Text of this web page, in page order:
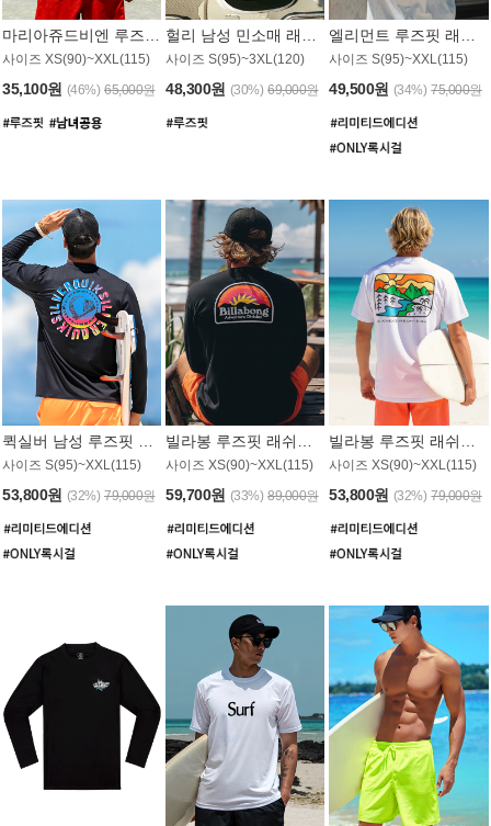
사이즈 XS(90)~XXL(115)
35,100원 (46%) 65,000원
사이즈 S(95)~3XL(120)
48,300원 (30%) 69,000원
사이즈 S(95)~XXL(115)
49,500원 (34%) 75,000원
사이즈 S(95)~XXL(115)
53,800원 (32%) 79,000원
사이즈 XS(90)~XXL(115)
59,700원 (33%) 89,000원
사이즈 XS(90)~XXL(115)
53,800원 (32%) 79,000원